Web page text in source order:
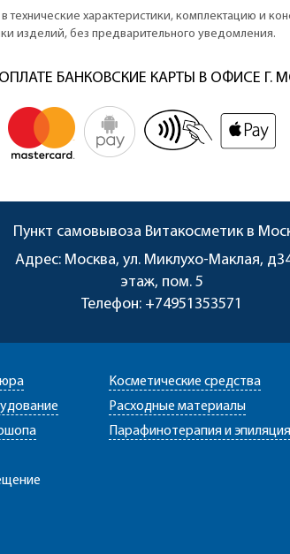
технические характеристики, комплектацию и
изделий, без предварительного уведомления.
БАНКОВСКИЕ КАРТЫ В ОФИСЕ Г.
Пункт самовывоза Витакосметик в
Адрес: Москва, ул. Миклухо-Маклая,
этаж, пом. 5
Телефон: +74951353571
Косметические средства
Расходные материалы
Парафинотерапия и эпиляция